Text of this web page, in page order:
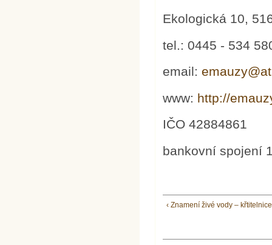
Ekologická 10,
tel.: 0445 - 534
email:
www: http://
IČO 42884861
bankovní spojení
‹ Znamení živé vody – křtitelnice